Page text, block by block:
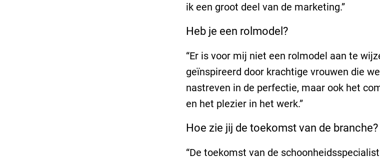
ik een groot deel van de marketing.”
Heb je een rolmodel?
“Er is voor mij niet een rolmodel aan te
geïnspireerd door krachtige vrouwen die
nastreven in de perfectie, maar ook het
en het plezier in het werk.”
Hoe zie jij de toekomst van de branche?
“De toekomst van de